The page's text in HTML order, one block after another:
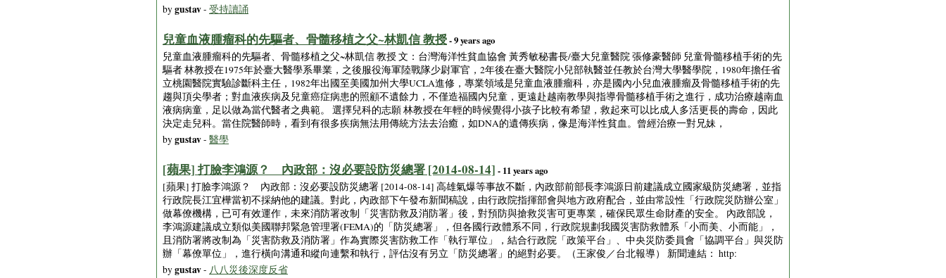
bygustav- 受持讀誦
兒童血液腫瘤科的先驅者、骨髓移植之父~林凱信 教授- 9 years ago
兒童血液腫瘤科的先驅者、骨髓移植之父~林凱信 教授 文：台灣海洋性貧血協會 黃秀敏秘書長/臺大兒童醫院 張修豪醫師 兒童骨髓移植手術的先
驅者 林教授在1975年於臺大醫學系畢業，之後服役海軍陸戰隊少尉軍官，2年後在臺大醫院小兒部執醫並任教於台灣大學醫學院，1980年擔任省
立桃園醫院實驗診斷科主任，1982年出國至美國加州大學UCLA進修，專業領域是兒童血液腫瘤科，亦是國內小兒血液腫瘤及骨髓移植手術的先
趨與頂尖學者；對血液疾病及兒童癌症病患的照顧不遺餘力，不僅造福國內兒童，更遠赴越南教學與指導骨髓移植手術之進行，成功治療越南血
液病病童，足以做為當代醫者之典範。 選擇兒科的志願 林教授在年輕的時候覺得小孩子比較有希望，救起來可以比成人多活更長的壽命，因此
決定走兒科。當住院醫師時，看到有很多疾病無法用傳統方法去治癒，如DNA的遺傳疾病，像是海洋性貧血。曾經治療一對兄妹，
bygustav- 醫學
[蘋果] 打臉李鴻源？ 內政部：沒必要設防災總署 [2014-08-14] - 11 years ago
[蘋果] 打臉李鴻源？ 內政部：沒必要設防災總署 [2014-08-14] 高雄氣爆等事故不斷，內政部前部長李鴻源日前建議成立國家級防災總署，並指
行政院長江宜樺當初不採納他的建議。對此，內政部下午發布新聞稿說，由行政院指揮部會與地方政府配合，並由常設性「行政院災防辦公室」
做幕僚機構，已可有效運作，未來消防署改制「災害防救及消防署」後，對預防與搶救災害可更專業，確保民眾生命財產的安全。 內政部說，
李鴻源建議成立類似美國聯邦緊急管理署(FEMA)的「防災總署」，但各國行政體系不同，行政院規劃我國災害防救體系「小而美、小而能」，
且消防署將改制為「災害防救及消防署」作為實際災害防救工作「執行單位」，結合行政院「政策平台」、中央災防委員會「協調平台」與災防
辦「幕僚單位」，進行橫向溝通和縱向連繫和執行，評估沒有另立「防災總署」的絕對必要。（王家俊／台北報導） 新聞連結： http:
bygustav- 八八災後深度反省